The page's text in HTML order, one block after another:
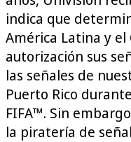
indica que
América Latina y
autorización sus
las señales de
Puerto Rico
FIFA™. Sin
la piratería de